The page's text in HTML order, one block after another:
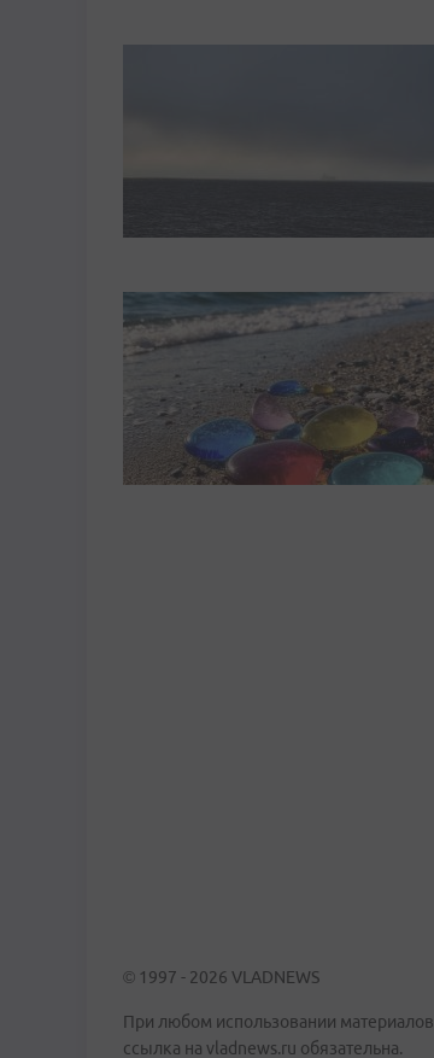
© 1997 - 2026 VLADNEWS
При любом использовании материалов
ссылка на vladnews.ru обязательна.